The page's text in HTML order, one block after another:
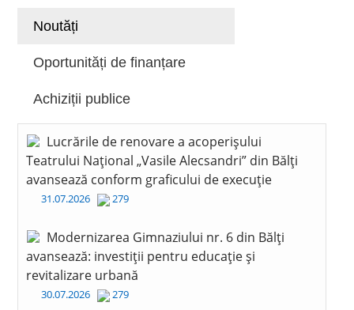
Noutăți
Oportunități de finanțare
Achiziții publice
Lucrările de renovare a acoperișului
Teatrului Național „Vasile Alecsandri” din Bălți
avansează conform graficului de execuție
31.07.2026 279
Modernizarea Gimnaziului nr. 6 din Bălți
avansează: investiții pentru educație și
revitalizare urbană
30.07.2026 279